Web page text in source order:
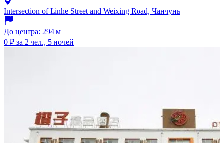
Intersection of Linhe Street and Weixing Road, Чанчунь
До центра: 294 м
0 ₽ за 2 чел., 5 ночей